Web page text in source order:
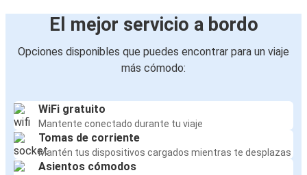
El mejor servicio a bordo
Opciones disponibles que puedes encontrar para un viaje
más cómodo:
WiFi gratuito
Mantente conectado durante tu viaje
Tomas de corriente
Mantén tus dispositivos cargados mientras te desplazas
Asientos cómodos